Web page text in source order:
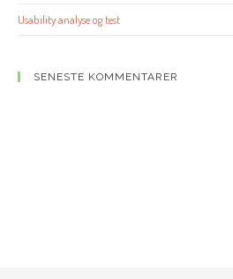
Usability analyse og test
SENESTE KOMMENTARER